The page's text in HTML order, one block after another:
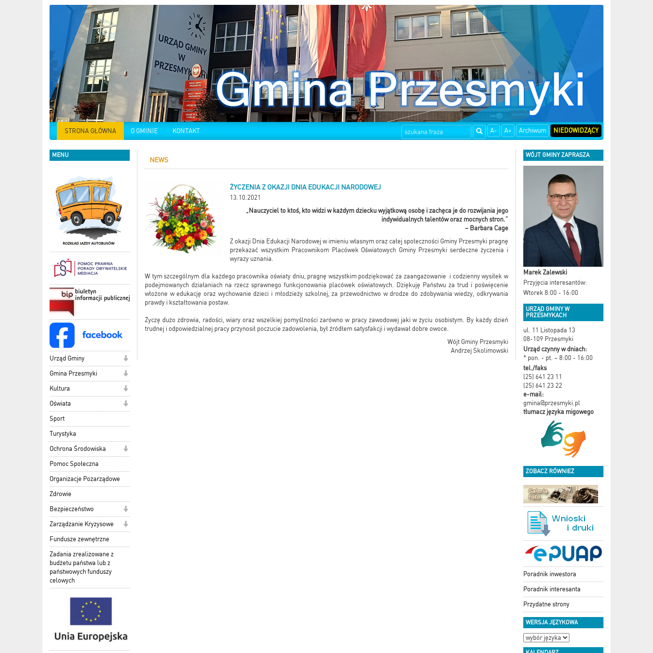
STRONA GŁÓWNA O GMINIE KONTAKT A- A+ Archiwum NIEDOWIDZĄCY
MENU
Urząd Gminy
Gmina Przesmyki
Kultura
Oświata
Sport
Turystyka
Ochrona Środowiska
Pomoc Społeczna
Organizacje Pozarządowe
Zdrowie
Bezpieczeństwo
Zarządzanie Kryzysowe
Fundusze zewnętrzne
Zadania zrealizowane z
budżetu państwa lub z
państwowych funduszy
celowych
NEWS
ŻYCZENIA Z OKAZJI DNIA EDUKACJI NARODOWEJ
13.10.2021
„Nauczyciel to ktoś, kto widzi w każdym dziecku wyjątkową osobę i zachęca je do rozwijania jego
indywidualnych talentów oraz mocnych stron.”
– Barbara Cage
Z okazji Dnia Edukacji Narodowej w imieniu własnym oraz całej społeczności Gminy Przesmyki pragnę
przekazać wszystkim Pracownikom Placówek Oświatowych Gminy Przesmyki serdeczne życzenia i
wyrazy uznania.
W tym szczególnym dla każdego pracownika oświaty dniu, pragnę wszystkim podziękować za zaangażowanie i codzienny wysiłek w
podejmowanych działaniach na rzecz sprawnego funkcjonowania placówek oświatowych. Dziękuję Państwu za trud i poświęcenie
włożone w edukację oraz wychowanie dzieci i młodzieży szkolnej, za przewodnictwo w drodze do zdobywania wiedzy, odkrywania
prawdy i kształtowania postaw.
Życzę dużo zdrowia, radości, wiary oraz wszelkiej pomyślności zarówno w pracy zawodowej jaki w życiu osobistym. By każdy dzień
trudnej i odpowiedzialnej pracy przynosił poczucie zadowolenia, był źródłem satysfakcji i wydawał dobre owoce.
Wójt Gminy Przesmyki
Andrzej Skolimowski
WÓJT GMINY ZAPRASZA
Marek Zalewski
Przyjęcia interesantów:
Wtorek 8:00 - 16:00
URZĄD GMINY W
PRZESMYKACH
ul. 11 Listopada 13
08-109 Przesmyki
Urząd czynny w dniach:
* pon. - pt. – 8:00 - 16:00
tel./faks
(25) 641 23 11
(25) 641 23 22
e-mail:
gmina@przesmyki.pl
tłumacz języka migowego
ZOBACZ RÓWNIEŻ
Poradnik inwestora
Poradnik interesanta
Przydatne strony
WERSJA JĘZYKOWA